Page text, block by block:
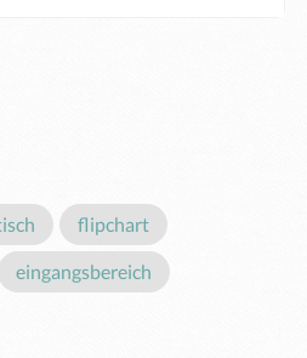
flipchart
eingangsbereich